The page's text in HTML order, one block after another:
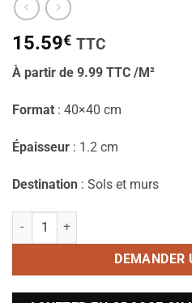
15.59€ TTC
À partir de 9.99 TTC /M²
Format : 40×40 cm
Épaisseur : 1.2 cm
Destination : Sols et murs
quantité de Travertin 40x40 cm
DEMANDER